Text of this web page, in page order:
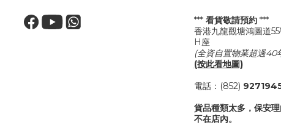
*** 看貨敬請預約***
香港九龍觀塘鴻圖道
H座
(全資自置物業超過40
(按此看地圖)
電話：(852)
貨品種類太多，保安
不在店內。